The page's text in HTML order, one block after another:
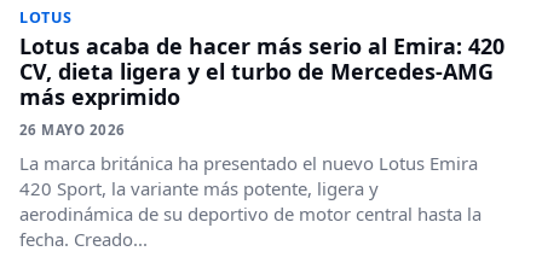
LOTUS
Lotus acaba de hacer más serio al Emira: 420
CV, dieta ligera y el turbo de Mercedes-AMG
más exprimido
26 MAYO 2026
La marca británica ha presentado el nuevo Lotus Emira
420 Sport, la variante más potente, ligera y
aerodinámica de su deportivo de motor central hasta la
fecha. Creado...